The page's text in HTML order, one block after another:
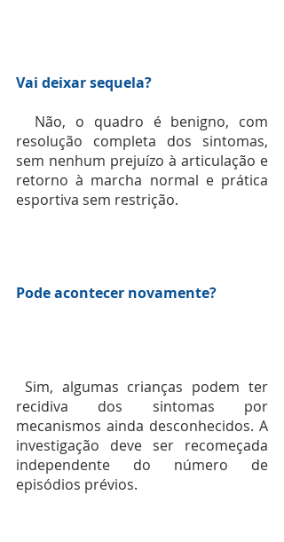
Vai deixar sequela?
resolução completa dos sintomas,
sem nenhum prejuízo à articulação e
retorno à marcha normal e prática
esportiva sem restrição.
Pode acontecer novamente?
recidiva dos sintomas por
mecanismos ainda desconhecidos. A
investigação deve ser recomeçada
independente do número de
episódios prévios.